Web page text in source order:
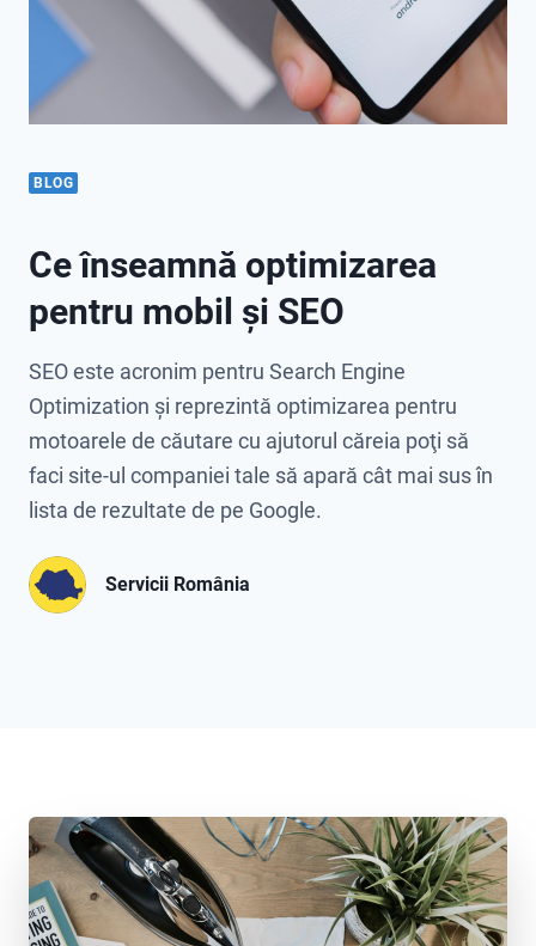
BLOG
Ce înseamnă optimizarea
pentru mobil și SEO
SEO este acronim pentru Search Engine
Optimization și reprezintă optimizarea pentru
motoarele de căutare cu ajutorul căreia poţi să
faci site-ul companiei tale să apară cât mai sus în
lista de rezultate de pe Google.
Servicii România